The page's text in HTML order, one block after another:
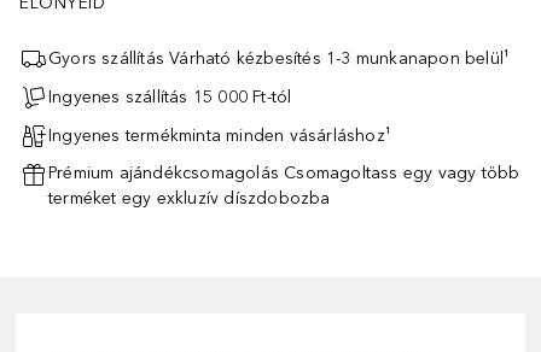
Gyors szállítás Várható kézbesítés 1-3 munkanapon belül¹
Ingyenes szállítás 15 000 Ft-tól
Ingyenes termékminta minden vásárláshoz¹
Prémium ajándékcsomagolás Csomagoltass egy vagy több
terméket egy exkluzív díszdobozba